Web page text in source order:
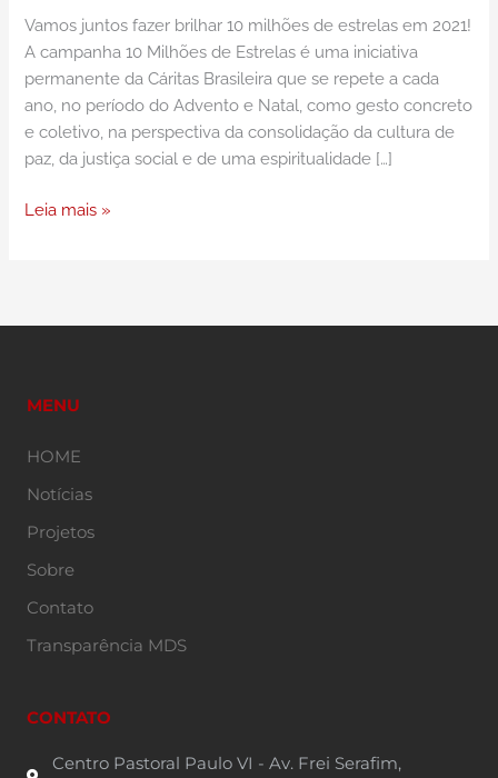
Vamos juntos fazer brilhar 10 milhões de estrelas em 2021!
A campanha 10 Milhões de Estrelas é uma iniciativa
permanente da Cáritas Brasileira que se repete a cada
ano, no período do Advento e Natal, como gesto concreto
e coletivo, na perspectiva da consolidação da cultura de
paz, da justiça social e de uma espiritualidade […]
Leia mais »
MENU
HOME
Notícias
Projetos
Sobre
Contato
Transparência MDS
CONTATO
Centro Pastoral Paulo VI - Av. Frei Serafim,